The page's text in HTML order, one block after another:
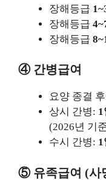
장해등급
장해등급
장해등급
④ 간병급여
요양 종결
상시 간병: 1
(2026년 기
수시 간병: 1
⑤ 유족급여 (사